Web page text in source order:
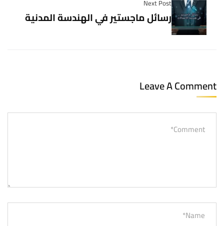
Next Post
رسائل ماجستير في الهندسة المدنية
Leave A Comment